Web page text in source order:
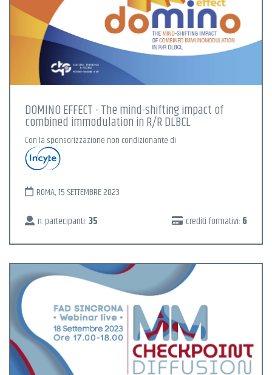
DOMINO EFFECT - The mind-shifting impact of
combined immodulation in R/R DLBCL
Con la sponsorizzazione non condizionante di
ROMA, 15 SETTEMBRE 2023
n. partecipanti:35 crediti formativi: 6